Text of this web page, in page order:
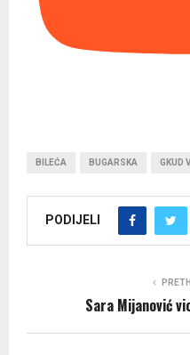
BILEĆA BUGARSKA GKUD
PODIJELI
Sara Mijanović